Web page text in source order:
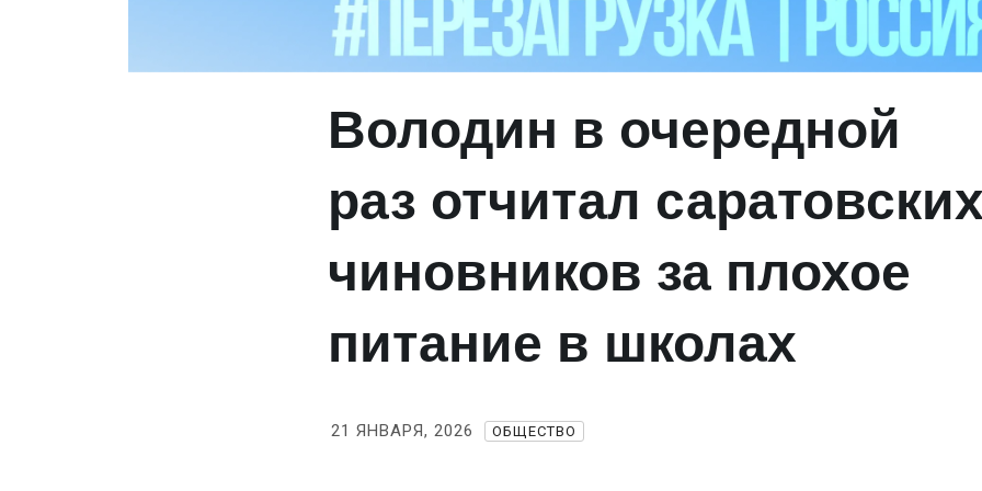
Володин в очередной
раз отчитал
чиновников за плохое
питание в школах
21 ЯНВАРЯ, 2026 ОБЩЕСТВО